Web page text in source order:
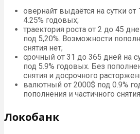
овернайт выдаётся на сутки
4.25% годовых;
траектория роста от 2 до 45
под 5,20%. Возможности
снятия нет;
срочный от 31 до 365 дней на
под 5.9% годовых. Без
снятия и досрочного
валютный от 2000$ под 0.9%
пополнения и частичного
Локобанк